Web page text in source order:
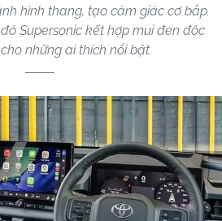
hình thang, tạo cảm giác cơ bắp.
Supersonic kết hợp mui đen độc
những ai thích nổi bật.